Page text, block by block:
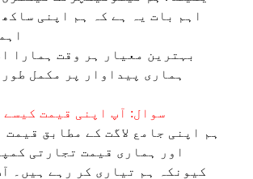
اہم بات یہ ہے کہ ہم اپنی ساکھ
بہترین معیار ہر وقت ہمارا
ہماری پیداوار پر مکمل طور
3) سوال: آپ اپنی قیمت
اور ہماری قیمت تجارتی
کیونکہ ہم تیاری کر رہے ہیں۔